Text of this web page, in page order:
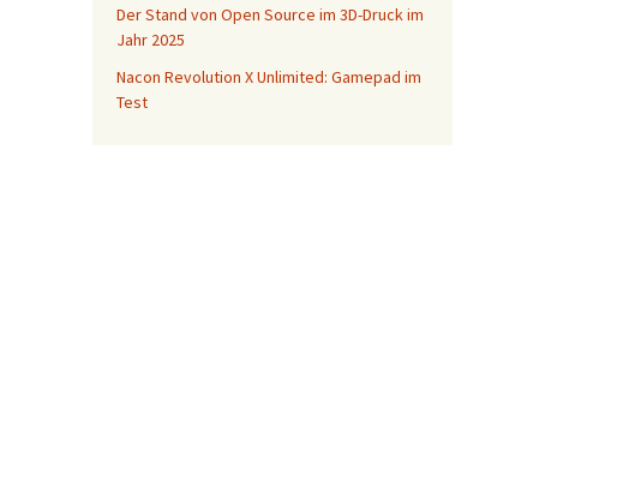
Der Stand von Open Source im 3D-Druck im
Jahr 2025
Nacon Revolution X Unlimited: Gamepad im
Test